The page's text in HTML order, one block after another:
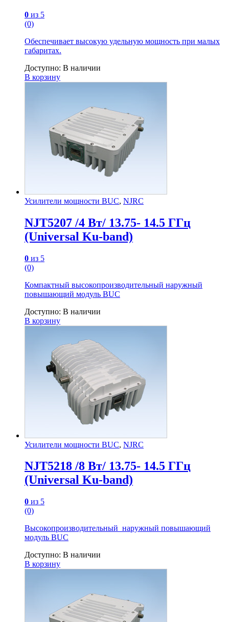
0 из 5
(0)
Обеспечивает высокую удельную мощность при малых
габаритах.
Доступно: В наличии
В корзину
Усилители мощности BUC, NJRC
NJT5207 /4 Вт/ 13.75- 14.5 ГГц
(Universal Ku-band)
0 из 5
(0)
Компактный высокопроизводительный наружный
повышающий модуль BUC
Доступно: В наличии
В корзину
Усилители мощности BUC, NJRC
NJT5218 /8 Вт/ 13.75- 14.5 ГГц
(Universal Ku-band)
0 из 5
(0)
Высокопроизводительный наружный повышающий
модуль BUC
Доступно: В наличии
В корзину